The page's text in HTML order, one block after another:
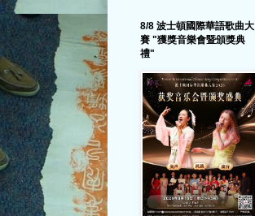
8/8 波士頓國際華語歌曲大
賽 "獲獎音樂會暨頒獎典
禮"